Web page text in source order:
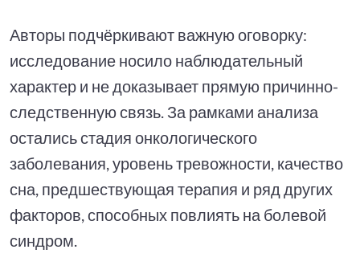
Авторы подчёркивают важную оговорку:
исследование носило наблюдательный
характер и не доказывает прямую причинно-
следственную связь. За рамками анализа
остались стадия онкологического
заболевания, уровень тревожности, качество
сна, предшествующая терапия и ряд других
факторов, способных повлиять на болевой
синдром.